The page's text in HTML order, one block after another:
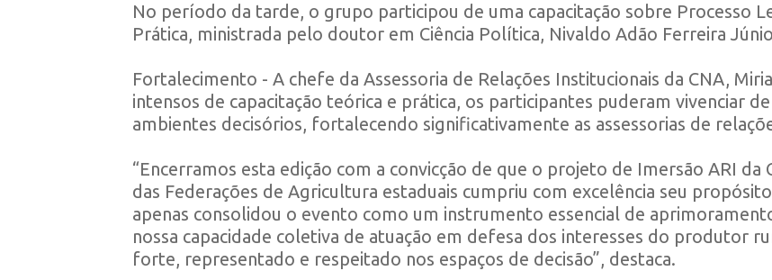
No período da tarde, o grupo participou de uma capacitação sobre Processo
Prática, ministrada pelo doutor em Ciência Política, Nivaldo Adão Ferreira
Fortalecimento - A chefe da Assessoria de Relações Institucionais da CNA,
intensos de capacitação teórica e prática, os participantes puderam vivenciar
ambientes decisórios, fortalecendo significativamente as assessorias de
“Encerramos esta edição com a convicção de que o projeto de Imersão ARI da
das Federações de Agricultura estaduais cumpriu com excelência seu
apenas consolidou o evento como um instrumento essencial de
nossa capacidade coletiva de atuação em defesa dos interesses do produtor
forte, representado e respeitado nos espaços de decisão”, destaca.